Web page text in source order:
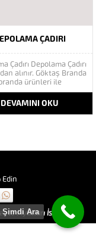
ÇADIRI
Çadırı Depolama Çadırı
alınır. Göktaş Branda
ürünleri ile
tüm ürünleri
bir firma
yanında binlerce
mutlu müşteri ilkesi ile
üçgeninde maksimum
sağlamak amacıyla
DEVAMINI OKU
Edin
Fiyatları İstanbul
Şimdi Ara